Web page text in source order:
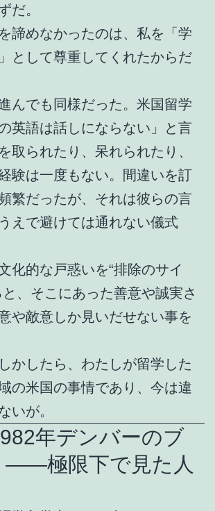
だ。
諦めなかったのは、私を「学
として尊重してくれたからだ
んでも同様だった。米国留学
英語は話しにならない」と言
取られたり、呆れられたり、
験は一度もない。間違いを訂
繁だったが、それは彼らの言
えで避けては通れない儀式
化的な戸惑いを“排除のサイ
と、そこにあった善意や誠実さ
や敵意しか見いだせない事を
かしたら、わたしが留学した
の米国の事情であり、今は違
いが。
年デンバーのブ
――極限下で見た人